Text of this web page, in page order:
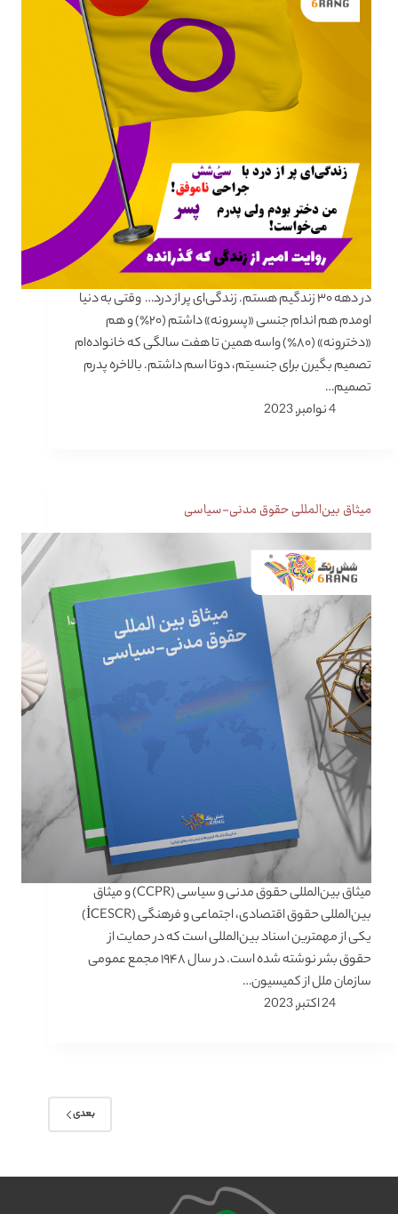
در دهه ۳۰ زندگیم هستم. زندگی‌ای پر از درد… وقتی به دنیا
اومدم هم اندام جنسی «پسرونه» داشتم (۲۰٪) و هم
«دخترونه» (۸۰٪) واسه همین تا هفت سالگی که خانواده‌ام
تصمیم بگیرن برای جنسیتم، دوتا اسم داشتم. بالاخره پدرم
تصمیم…
4 نوامبر, 2023
میثاق بین‌المللی حقوق مدنی-سیاسی
میثاق بین‌المللی حقوق مدنی و سیاسی (CCPR) و میثاق
بین‌المللی حقوق اقتصادی، اجتماعی و فرهنگی (İCESCR)
یکی از مهمترین اسناد بین‌المللی است که در حمایت از
حقوق بشر نوشته شده است. در سال ۱۹۴۸ مجمع عمومی
سازمان ملل از کمیسیون…
24 اکتبر, 2023
بعدی